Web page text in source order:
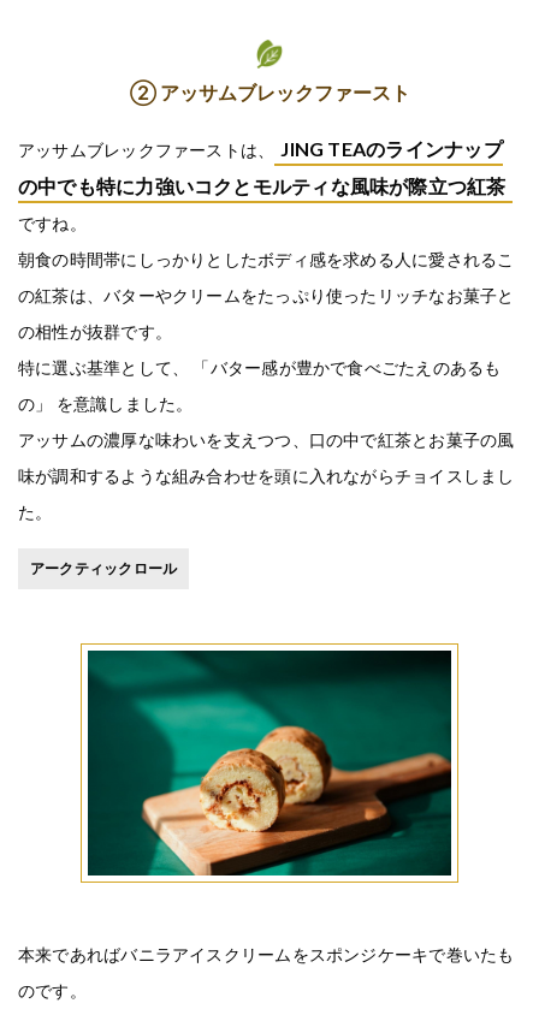
② アッサムブレックファースト
アッサムブレックファーストは、
JING TEAのラインナップ
の中でも特に力強いコクとモルティな風味が際立つ紅茶
ですね。
朝食の時間帯にしっかりとしたボディ感を求める人に愛されるこ
の紅茶は、バターやクリームをたっぷり使ったリッチなお菓子と
の相性が抜群です。
特に選ぶ基準として、 「バター感が豊かで食べごたえのあるも
の」 を意識しました。
アッサムの濃厚な味わいを支えつつ、口の中で紅茶とお菓子の風
味が調和するような組み合わせを頭に入れながらチョイスしまし
た。
アークティックロール
本来であればバニラアイスクリームをスポンジケーキで巻いたも
のです。